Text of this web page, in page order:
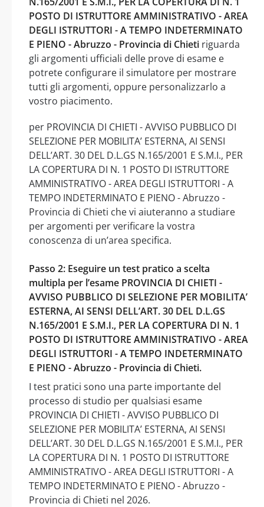
POSTO DI ISTRUTTORE AMMINISTRATIVO - AREA
DEGLI ISTRUTTORI - A TEMPO INDETERMINATO
E PIENO - Abruzzo - Provincia di Chieti riguarda
gli argomenti ufficiali delle prove di esame e
potrete configurare il simulatore per mostrare
tutti gli argomenti, oppure personalizzarlo a
vostro piacimento.
per PROVINCIA DI CHIETI - AVVISO PUBBLICO DI
SELEZIONE PER MOBILITA’ ESTERNA, AI SENSI
DELL’ART. 30 DEL D.L.GS N.165/2001 E S.M.I., PER
LA COPERTURA DI N. 1 POSTO DI ISTRUTTORE
AMMINISTRATIVO - AREA DEGLI ISTRUTTORI - A
TEMPO INDETERMINATO E PIENO - Abruzzo -
Provincia di Chieti che vi aiuteranno a studiare
per argomenti per verificare la vostra
conoscenza di un’area specifica.
Passo 2: Eseguire un test pratico a scelta
multipla per l’esame PROVINCIA DI CHIETI -
AVVISO PUBBLICO DI SELEZIONE PER MOBILITA’
ESTERNA, AI SENSI DELL’ART. 30 DEL D.L.GS
N.165/2001 E S.M.I., PER LA COPERTURA DI N. 1
POSTO DI ISTRUTTORE AMMINISTRATIVO - AREA
DEGLI ISTRUTTORI - A TEMPO INDETERMINATO
E PIENO - Abruzzo - Provincia di Chieti.
I test pratici sono una parte importante del
processo di studio per qualsiasi esame
PROVINCIA DI CHIETI - AVVISO PUBBLICO DI
SELEZIONE PER MOBILITA’ ESTERNA, AI SENSI
DELL’ART. 30 DEL D.L.GS N.165/2001 E S.M.I., PER
LA COPERTURA DI N. 1 POSTO DI ISTRUTTORE
AMMINISTRATIVO - AREA DEGLI ISTRUTTORI - A
TEMPO INDETERMINATO E PIENO - Abruzzo -
Provincia di Chieti nel 2026.